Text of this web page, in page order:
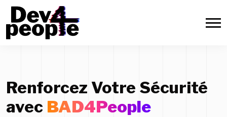
Renforcez Votre Sécurité
avec BAD4People